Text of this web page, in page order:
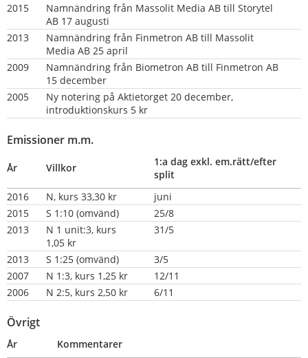
2015
Namnändring från Massolit Media AB till Storytel
AB 17 augusti
2013
Namnändring från Finmetron AB till Massolit
Media AB 25 april
2009
Namnändring från Biometron AB till Finmetron AB
15 december
2005
Ny notering på Aktietorget 20 december,
introduktionskurs 5 kr
Emissioner m.m.
År Villkor
1:a dag exkl. em.rätt/efter
split
2016
N, kurs 33,30 kr
juni
2015
S 1:10 (omvänd)
25/8
2013
N 1 unit:3, kurs
1,05 kr
31/5
2013 S 1:25 (omvänd)
3/5
2007
N 1:3, kurs 1,25 kr
12/11
2006
N 2:5, kurs 2,50 kr 6/11
Övrigt
År
Kommentarer